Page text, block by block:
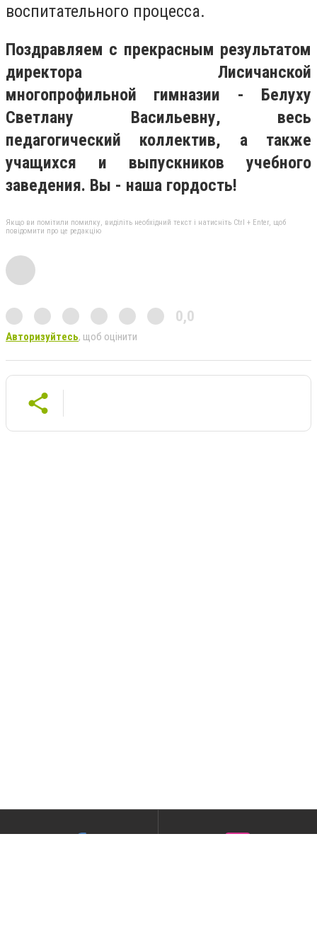
воспитательного процесса.
Поздравляем с прекрасным результатом
директора Лисичанской
многопрофильной гимназии - Белуху
Светлану Васильевну, весь
педагогический коллектив, а также
учащихся и выпускников учебного
заведения. Вы - наша гордость!
Якщо ви помітили помилку, виділіть необхідний текст і натисніть Ctrl + Enter, щоб
повідомити про це редакцію
0,0
Авторизуйтесь, щоб оцінити